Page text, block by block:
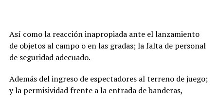
Así como la reacción inapropiada ante el lanzamiento
de objetos al campo o en las gradas; la falta de personal
de seguridad adecuado.
Además del ingreso de espectadores al terreno de juego;
y la permisividad frente a la entrada de banderas,